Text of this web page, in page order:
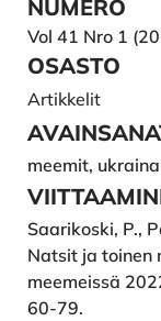
NUMERO
Vol 41 Nro 1
OSASTO
Artikkelit
meemit,
Saarikoski, P.,
Natsit ja toinen
meemeissä
60-79.